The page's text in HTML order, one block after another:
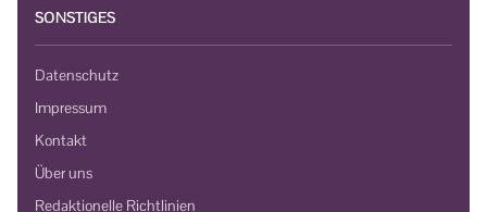
SONSTIGES
Datenschutz
Impressum
Kontakt
Über uns
Redaktionelle Richtlinien